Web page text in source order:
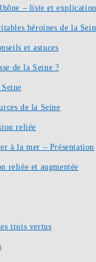
– liste et
héroïnes de la
et astuces
de la Seine ?
de la Seine
reliée
à la mer – Présentation
reliée et augmentée
trois vertus